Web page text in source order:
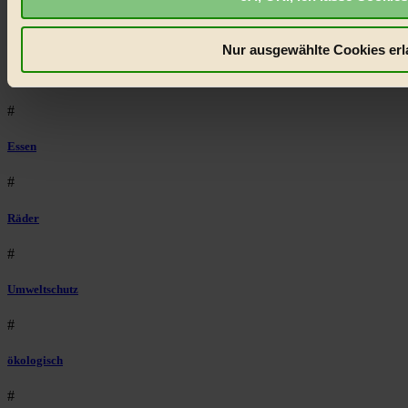
Nur ausgewählte Cookies
klimawandel
#
Essen
#
Räder
#
Umweltschutz
#
ökologisch
#